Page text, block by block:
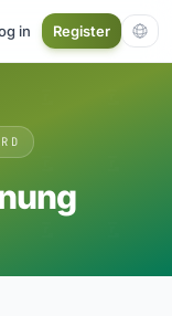
in Register